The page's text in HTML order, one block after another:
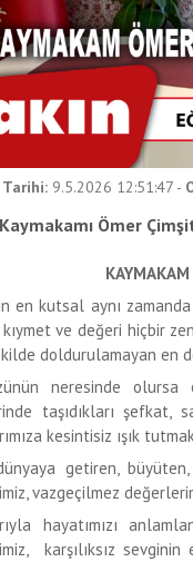
Tarihi: 9.5.2026 12:51:47 -
Ömer
en kutsal aynı
kıymet ve değeri hiçbir
doldurulamayan en
neresinde
taşıdıkları
kesintisiz ışık
getiren,
vazgeçilmez
hayatımızı
karşılıksız